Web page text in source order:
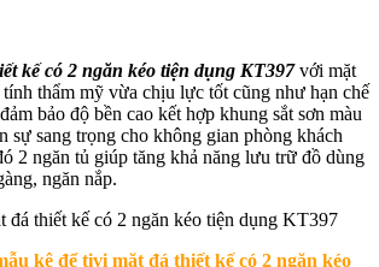
kế có 2 ngăn kéo tiện dụng KT397với mặt
thẩm mỹ vừa chịu lực tốt cũng như hạn chế
bảo độ bền cao kết hợp khung sắt sơn màu
sự sang trọng cho không gian phòng khách
2 ngăn tủ giúp tăng khả năng lưu trữ đồ dùng
ngăn nắp.
kệ để tivi mặt đá thiết kế có 2 ngăn kéo